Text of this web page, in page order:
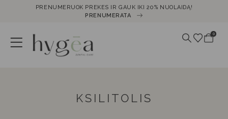
PRENUMERUOK PREKES IR GAUK IKI 20% NUOLAIDĄ!
PRENUMERATA
0
KSILITOLIS